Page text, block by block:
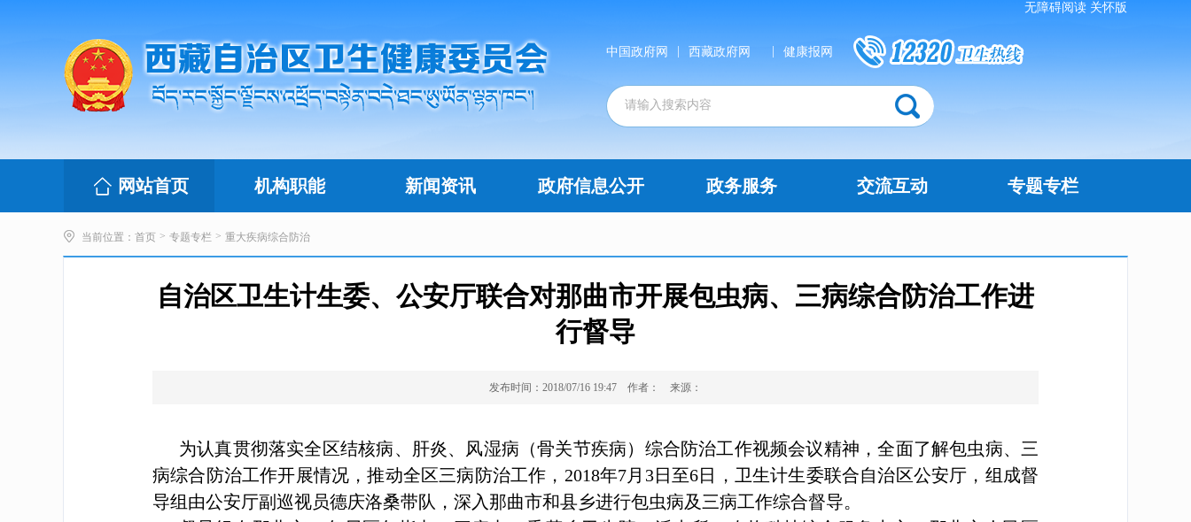
无障碍阅读 关怀版
中国政府网 西藏政府网 健康报网
网站首页 机构职能 新闻资讯 政府信息公开 政务服务 交流互动 专题专栏
当前位置： 首页 > 专题专栏 > 重大疾病综合防治
自治区卫生计生委、公安厅联合对那曲市开展包虫病、三病综合防治工作进
行督导
发布时间：2018/07/16 19:47 作者： 来源：
为认真贯彻落实全区结核病、肝炎、风湿病（骨关节疾病）综合防治工作视频会议精神，全面了解包虫病、三
病综合防治工作开展情况，推动全区三病防治工作，2018年7月3日至6日，卫生计生委联合自治区公安厅，组成督
导组由公安厅副巡视员德庆洛桑带队，深入那曲市和县乡进行包虫病及三病工作综合督导。